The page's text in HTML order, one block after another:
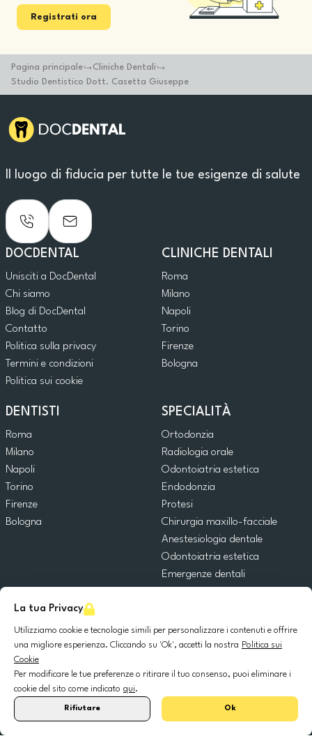
La tua Privacy
Utilizziamo cookie e tecnologie simili per personalizzare i contenuti e offrire
una migliore esperienza. Cliccando su 'Ok', accetti la nostra Politica sui
Cookie
Per modificare le tue preferenze o ritirare il tuo consenso, puoi eliminare i
cookie del sito come indicato qui.
Rifiutare Ok
Registrati ora
Pagina principale
Cliniche Dentali
Studio Dentistico Dott. Casetta Giuseppe
Il luogo di fiducia per tutte le tue esigenze di salute
DOCDENTAL
Unisciti a DocDental
Chi siamo
Blog di DocDental
Contatto
Politica sulla privacy
Termini e condizioni
Politica sui cookie
CLINICHE DENTALI
Roma
Milano
Napoli
Torino
Firenze
Bologna
DENTISTI
Roma
Milano
Napoli
Torino
Firenze
Bologna
SPECIALITÀ
Ortodonzia
Radiologia orale
Odontoiatria estetica
Endodonzia
Protesi
Chirurgia maxillo-facciale
Anestesiologia dentale
Odontoiatria estetica
Emergenze dentali
Chirurgia orale
Implantologia dentale
© 2025 DocDental. Tutti i diritti riservati.
United
España Polska